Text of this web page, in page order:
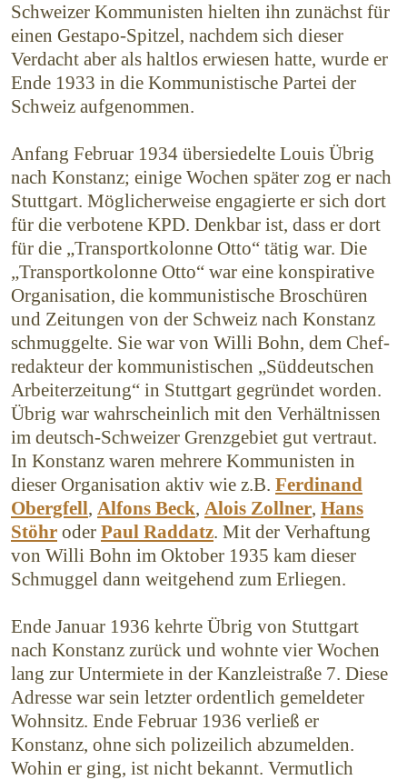
Schweizer Kommunisten hielten ihn zunächst für
einen Gestapo-Spitzel, nachdem sich dieser
Verdacht aber als haltlos erwiesen hatte, wurde er
Ende 1933 in die Kommunistische Partei der
Schweiz aufgenommen.
Anfang Februar 1934 übersiedelte Louis Übrig
nach Konstanz; einige Wochen später zog er nach
Stuttgart. Möglicherweise engagierte er sich dort
für die verbotene KPD. Denkbar ist, dass er dort
für die „Transportkolonne Otto“ tätig war. Die
„Trans­portkolonne Otto“ war eine konspirative
Organisation, die kommunistische Broschüren
und Zeitungen von der Schweiz nach Konstanz
schmuggelte. Sie war von Willi Bohn, dem Chef­
redakteur der kommunistischen „Süddeutschen
Arbeiterzeitung“ in Stuttgart gegründet worden.
Übrig war wahrscheinlich mit den Verhält­nissen
im deutsch-Schweizer Grenzgebiet gut vertraut.
In Konstanz waren mehrere Kommunisten in
dieser Organisation aktiv wie z.B. Ferdinand
Obergfell, Alfons Beck, Alois Zollner, Hans
Stöhr oder Paul Raddatz. Mit der Verhaftung
von Willi Bohn im Oktober 1935 kam dieser
Schmuggel dann weitgehend zum Erliegen.
Ende Januar 1936 kehrte Übrig von Stuttgart
nach Konstanz zurück und wohnte vier Wochen
lang zur Untermiete in der Kanzleistraße 7. Diese
Adresse war sein letzter ordentlich gemeldeter
Wohnsitz. Ende Februar 1936 verließ er
Konstanz, ohne sich polizeilich abzumelden.
Wohin er ging, ist nicht bekannt. Vermutlich